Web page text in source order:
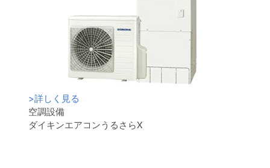
>詳しく見る
空調設備
ダイキンエアコンうるさらX